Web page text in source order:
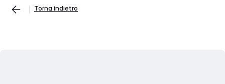
Torna indietro